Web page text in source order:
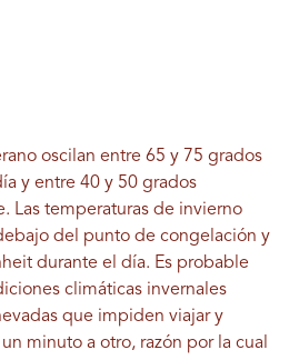
oscilan entre 65 y 75 grados
y entre 40 y 50 grados
Las temperaturas de invierno
del punto de congelación y
durante el día. Es probable
climáticas invernales
que impiden viajar y
minuto a otro, razón por la cual